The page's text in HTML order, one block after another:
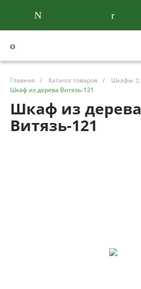
Главная / Каталог товаров / Шкафы
Шкаф из дерева Витязь-121
Шкаф из дерева
Витязь-121